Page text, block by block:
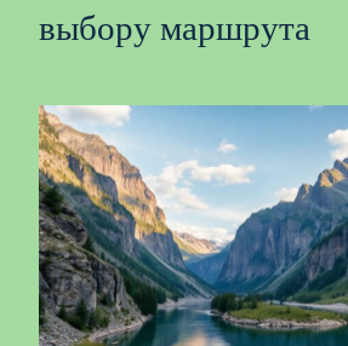
выбору маршрута